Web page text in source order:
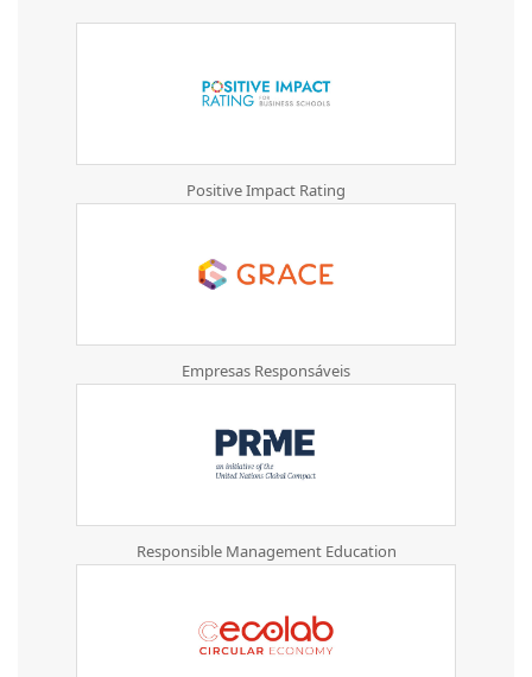
Positive Impact Rating
Empresas Responsáveis
Responsible Management Education